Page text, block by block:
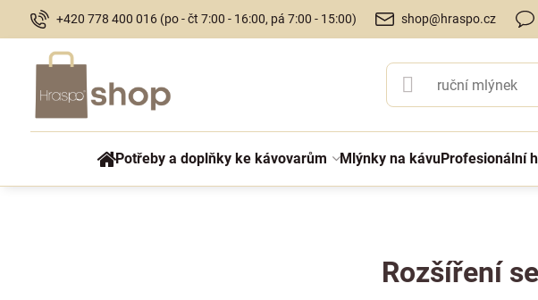
+420 778 400 016 (po - čt 7:00 - 16:00, pá 7:00 - 15:00) shop@hraspo.cz
Potřeby a doplňky ke kávovarům Mlýnky na kávuProfesionální
Rozšíření